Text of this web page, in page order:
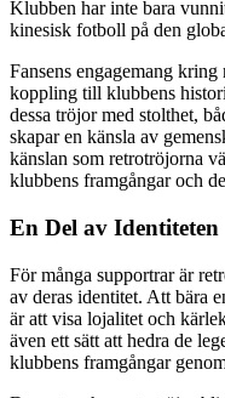
Klubben har inte bara
kinesisk fotboll på den
Fansens engagemang
koppling till klubbens
dessa tröjor med stolthet,
skapar en känsla av
känslan som retrotröjorna
klubbens framgångar och
En Del av Identiteten
För många supportrar är
av deras identitet. Att bära
är att visa lojalitet och
även ett sätt att hedra de
klubbens framgångar